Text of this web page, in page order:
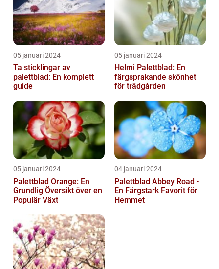
05 januari 2024
Ta sticklingar av
palettblad: En komplett
guide
05 januari 2024
Helmi Palettblad: En
färgsprakande skönhet
för trädgården
05 januari 2024
Palettblad Orange: En
Grundlig Översikt över en
Populär Växt
04 januari 2024
Palettblad Abbey Road -
En Färgstark Favorit för
Hemmet